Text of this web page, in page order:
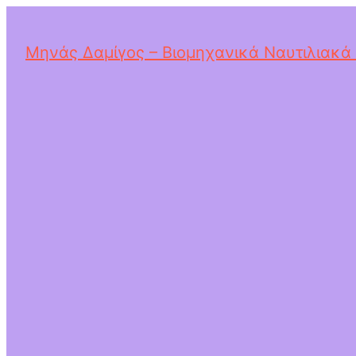
Μηνάς Δαμίγος – Βιομηχανικά Ναυτιλιακά